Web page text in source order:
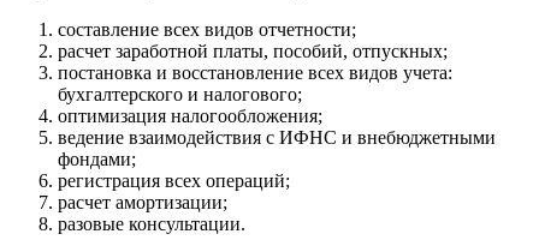
составление всех видов отчетности;
расчет заработной платы, пособий, отпускных;
постановка и восстановление всех видов учета:
бухгалтерского и налогового;
оптимизация налогообложения;
ведение взаимодействия с ИФНС и внебюджетными
фондами;
регистрация всех операций;
расчет амортизации;
разовые консультации.